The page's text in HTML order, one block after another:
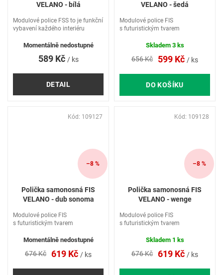
VELANO - bílá
589 Kč / ks
DETAIL
Modulové police FSS to je funkční
vybavení každého interiéru
Momentálně nedostupné
VELANO - šedá
656 Kč 599 Kč / ks
DO KOŠÍKU
Modulové police FIS
s futuristickým tvarem
Skladem 3 ks
–8 %
Polička samonosná FIS
VELANO - dub sonoma
676 Kč 619 Kč / ks
Modulové police FIS
s futuristickým tvarem
Momentálně nedostupné
Kód: 109127
–8 %
Polička samonosná FIS
VELANO - wenge
676 Kč 619 Kč / ks
Modulové police FIS
s futuristickým tvarem
Skladem 1 ks
Kód: 109128